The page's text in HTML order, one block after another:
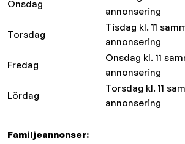
Onsdag
annonsering
Torsdag
Tisdag kl. 11
annonsering
Fredag
Onsdag kl. 11
annonsering
Lördag
Torsdag kl. 11
annonsering
Familjeannonser: